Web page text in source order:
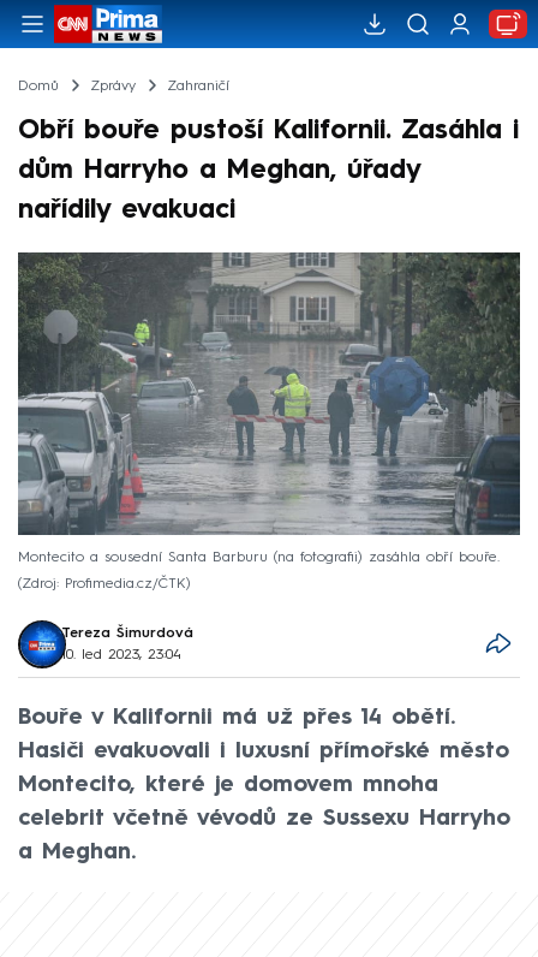
Domů Zprávy Zahraničí
Obří bouře pustoší Kalifornii. Zasáhla i
dům Harryho a Meghan, úřady
nařídily evakuaci
Montecito a sousední Santa Barburu (na fotografii) zasáhla obří bouře.
Zdroj: Profimedia.cz/ČTK
Tereza Šimurdová
10. led 2023, 23:04
Bouře v Kalifornii má už přes 14 obětí.
Hasiči evakuovali i luxusní přímořské město
Montecito, které je domovem mnoha
celebrit včetně vévodů ze Sussexu Harryho
a Meghan.